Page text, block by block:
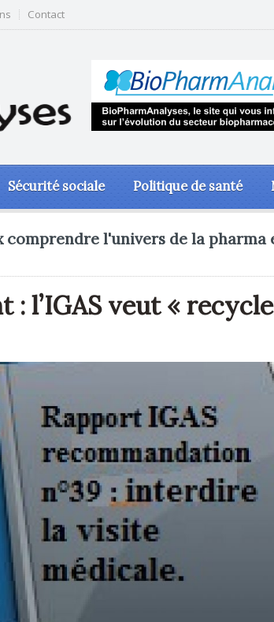
Contact
Sécurité sociale Politique de santé
comprendre l'univers de la pharma
l’IGAS veut «